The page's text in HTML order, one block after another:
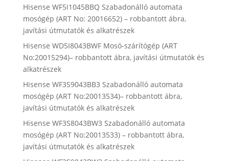
Hisense WF5I1045BBQ Szabadonálló automata
mosógép (ART No: 20016652) – robbantott ábra,
javítási útmutatók és alkatrészek
Hisense WD5I8043BWF Mosó-szárítógép (ART
No:20015294)– robbantott ábra, javítási útmutatók és
alkatrészek
Hisense WF3S9043BB3 Szabadonálló automata
mosógép (ART No:20013534)– robbantott ábra,
javítási útmutatók és alkatrészek
Hisense WF3S8043BW3 Szabadonálló automata
mosógép (ART No:20013533) – robbantott ábra,
javítási útmutatók és alkatrészek